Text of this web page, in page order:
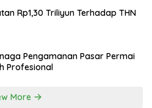
Rp1,30 Triliyun Terhadap THN
Pengamanan Pasar Permai
Profesional
More